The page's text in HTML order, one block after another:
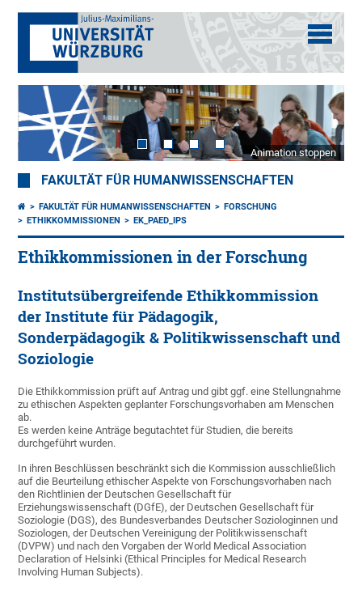
Animation stoppen
FAKULTÄT FÜR HUMANWISSENSCHAFTEN
FAKULTÄT FÜR HUMANWISSENSCHAFTEN
FORSCHUNG
ETHIKKOMMISSIONEN
EK_PAED_IPS
Ethikkommissionen in der Forschung
Institutsübergreifende Ethikkommission
der Institute für Pädagogik,
Sonderpädagogik & Politikwissenschaft und
Soziologie
Die Ethikkommission prüft auf Antrag und gibt ggf. eine Stellungnahme
zu ethischen Aspekten geplanter Forschungsvorhaben am Menschen
ab.
Es werden keine Anträge begutachtet für Studien, die bereits
durchgeführt wurden.
In ihren Beschlüssen beschränkt sich die Kommission ausschließlich
auf die Beurteilung ethischer Aspekte von Forschungsvorhaben nach
den Richtlinien der Deutschen Gesellschaft für
Erziehungswissenschaft (DGfE), der Deutschen Gesellschaft für
Soziologie (DGS), des Bundesverbandes Deutscher Soziologinnen und
Soziologen, der Deutschen Vereinigung der Politikwissenschaft
(DVPW) und nach den Vorgaben der World Medical Association
Declaration of Helsinki (Ethical Principles for Medical Research
Involving Human Subjects).